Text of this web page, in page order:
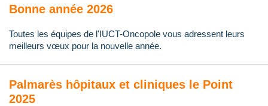
Bonne année 2026
Toutes les équipes de l'IUCT-Oncopole vous adressent leurs
meilleurs vœux pour la nouvelle année.
Palmarès hôpitaux et cliniques le Point
2025